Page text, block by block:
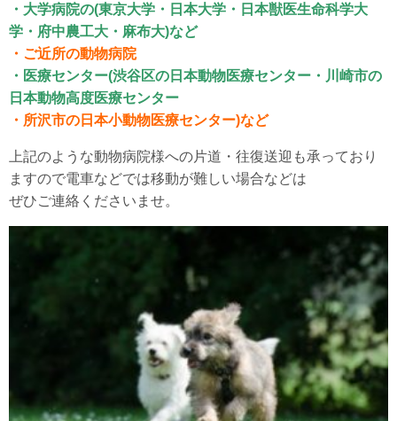
・大学病院の(東京大学・日本大学・日本獣医生命科学大
学・府中農工大・麻布大)など
・ご近所の動物病院
・医療センター(渋谷区の日本動物医療センター・川崎市の
日本動物高度医療センター
・所沢市の日本小動物医療センター)など
上記のような動物病院様への片道・往復送迎も承っており
ますので電車などでは移動が難しい場合などは
ぜひご連絡くださいませ。